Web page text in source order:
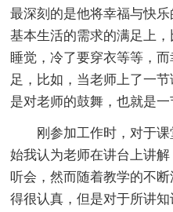
最深刻的是他将幸福与快
基本生活的需求的满足上
睡觉，冷了要穿衣等等，
足，比如，当老师上了一
是对老师的鼓舞，也就是一
刚参加工作时，对于
始我认为老师在讲台上讲
听会，然而随着教学的不
得很认真，但是对于所讲